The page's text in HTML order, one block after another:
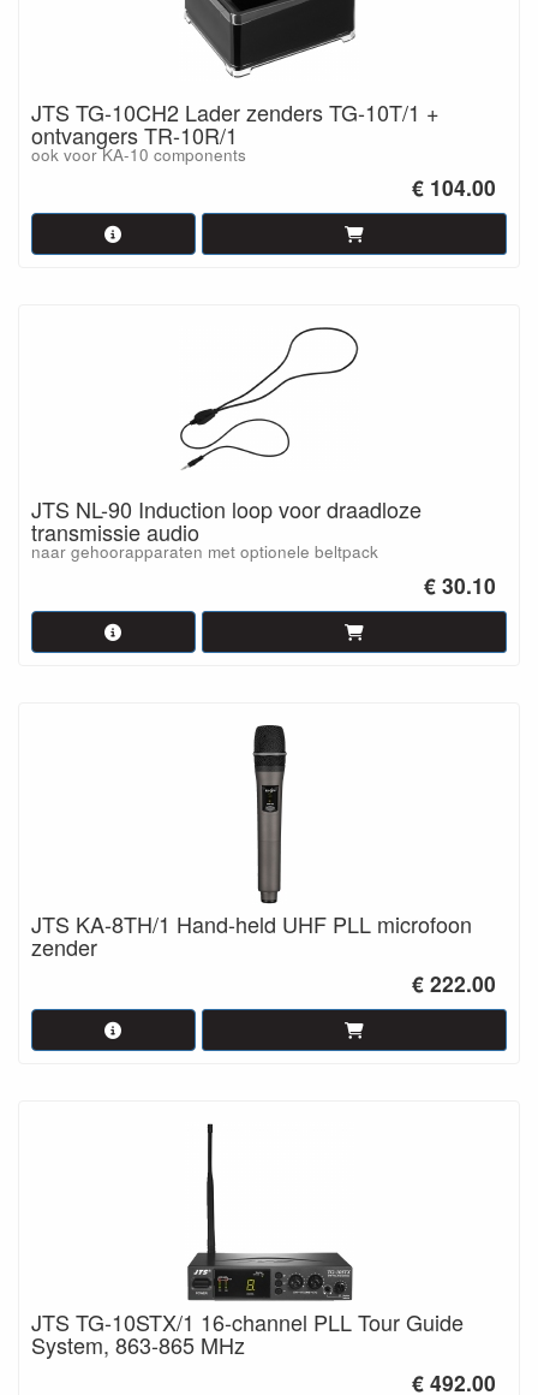
JTS TG-10CH2 Lader zenders TG-10T/1 +
ontvangers TR-10R/1
ook voor KA-10 components
€ 104.00
JTS NL-90 Induction loop voor draadloze
transmissie audio
naar gehoorapparaten met optionele beltpack
€ 30.10
JTS KA-8TH/1 Hand-held UHF PLL microfoon
zender
€ 222.00
JTS TG-10STX/1 16-channel PLL Tour Guide
System, 863-865 MHz
€ 492.00